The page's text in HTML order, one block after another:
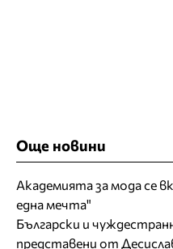
Още новини
Академията за мода се
една мечта"
Български и
представени от